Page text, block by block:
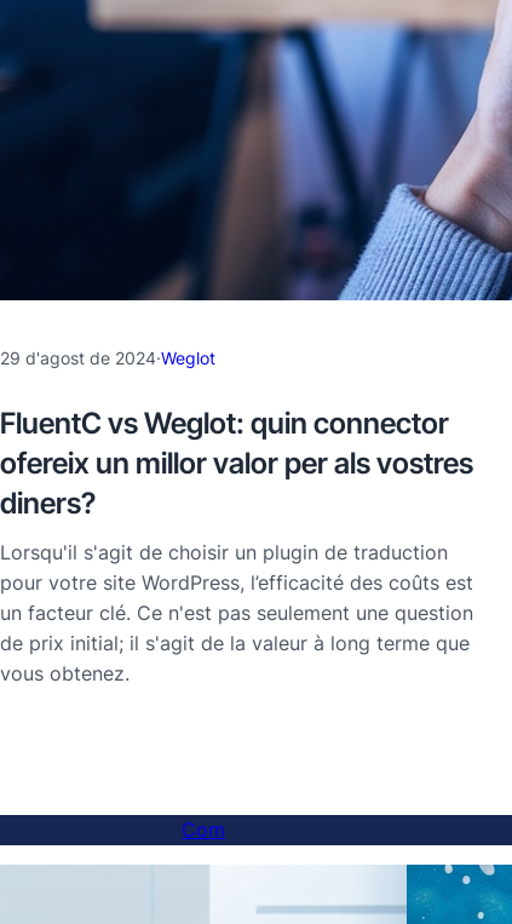
29 d'agost de 2024·Weglot
FluentC vs Weglot: quin connector
ofereix un millor valor per als vostres
diners?
Lorsqu'il s'agit de choisir un plugin de traduction
pour votre site WordPress, l’efficacité des coûts est
un facteur clé. Ce n'est pas seulement une question
de prix initial; il s'agit de la valeur à long terme que
vous obtenez.
Com
Com mostrar un canviador de llengua a els